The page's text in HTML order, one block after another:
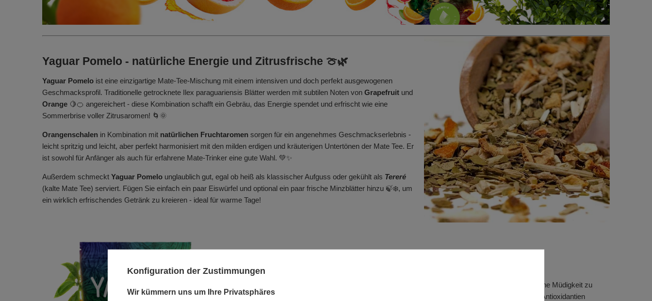
Yaguar Pomelo - natürliche Energie und Zitrusfrische 🍈🌿
Yaguar Pomelo ist eine einzigartige Mate-Tee-Mischung mit einem intensiven und doch perfekt ausgewogenen
Geschmacksprofil. Traditionelle getrocknete Ilex paraguariensis Blätter werden mit subtilen Noten von Grapefruit und
Orange 🍋🍊 angereichert - diese Kombination schafft ein Gebräu, das Energie spendet und erfrischt wie eine
Sommerbrise voller Zitrusaromen! 🌀🌞
Orangenschalen in Kombination mit natürlichen Fruchtaromen sorgen für ein angenehmes Geschmackserlebnis -
leicht spritzig und leicht, aber perfekt harmonisiert mit den milden erdigen und kräuterigen Untertönen der Mate Tee. Er
ist sowohl für Anfänger als auch für erfahrene Mate-Trinker eine gute Wahl. 💚✨
Außerdem schmeckt Yaguar Pomelo unglaublich gut, egal ob heiß als klassischer Aufguss oder gekühlt als Tereré
(kalte Mate Tee) serviert. Fügen Sie einfach ein paar Eiswürfel und optional ein paar frische Minzblätter hinzu 🍃❄️, um
ein wirklich erfrischendes Getränk zu kreieren - ideal für warme Tage!
, die hilft, die tägliche Müdigkeit zu
bekämpfen und die Konzentration aufrechtzuerhalten. Vollgepackt mit Vitaminen, Mineralien und Antioxidantien
Konfiguration der Zustimmungen
Wir kümmern uns um Ihre Privatsphäres